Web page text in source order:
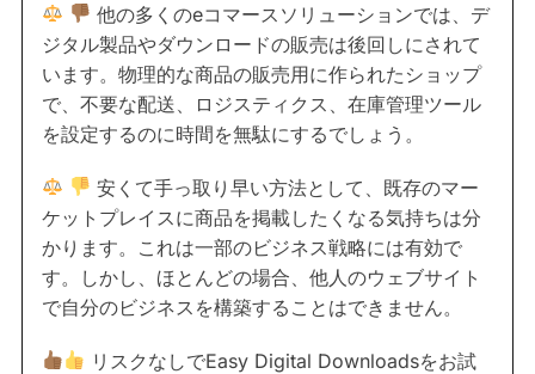
他の多くのeコマースソリューションでは、デ
ジタル製品やダウンロードの販売は後回しにされて
います。物理的な商品の販売用に作られたショップ
で、不要な配送、ロジスティクス、在庫管理ツール
を設定するのに時間を無駄にするでしょう。
安くて手っ取り早い方法として、既存のマー
ケットプレイスに商品を掲載したくなる気持ちは分
かります。これは一部のビジネス戦略には有効で
す。しかし、ほとんどの場合、他人のウェブサイト
で自分のビジネスを構築することはできません。
リスクなしでEasy Digital Downloadsをお試